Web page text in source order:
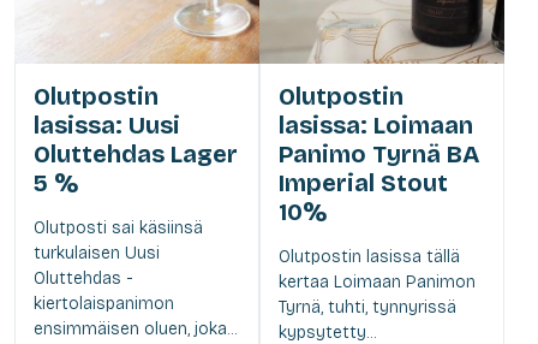
Olutpostin
lasissa: Uusi
Oluttehdas Lager
5 %
Olutposti sai käsiinsä
turkulaisen Uusi
Oluttehdas -
kiertolaispanimon
ensimmäisen oluen, joka...
Olutpostin
lasissa: Loimaan
Panimo Tyrnä BA
Imperial Stout
10%
Olutpostin lasissa tällä
kertaa Loimaan Panimon
Tyrnä, tuhti, tynnyrissä
kypsytetty...